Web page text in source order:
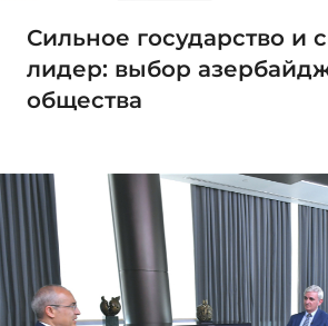
Сильное государство и
лидер: выбор
общества